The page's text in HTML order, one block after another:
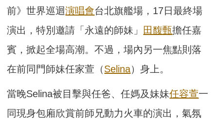
前》世界巡迴演唱會台北旗艦場，17日最終場
演出，特別邀請「永遠的師妹」
田馥甄擔任嘉
賓，掀起全場高潮。不過，場內另一焦點則落
在前同門師妹任家萱（Selina）身上。
當晚Selina被目擊與任爸、任媽及妹妹任容萱一
同現身包廂欣賞前師兄動力火車的演出，氣氛